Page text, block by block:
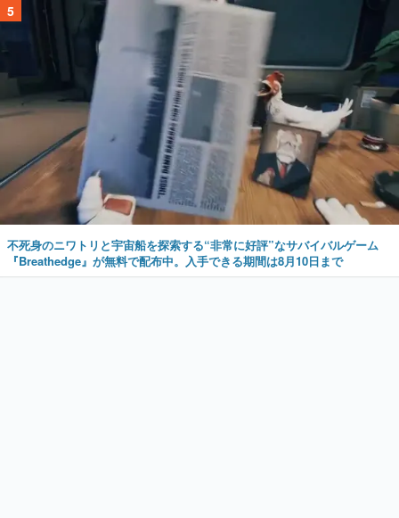
5
不死身のニワトリと宇宙船を探索する“非常に好評”なサバイバルゲーム
『Breathedge』が無料で配布中。入手できる期間は8月10日まで